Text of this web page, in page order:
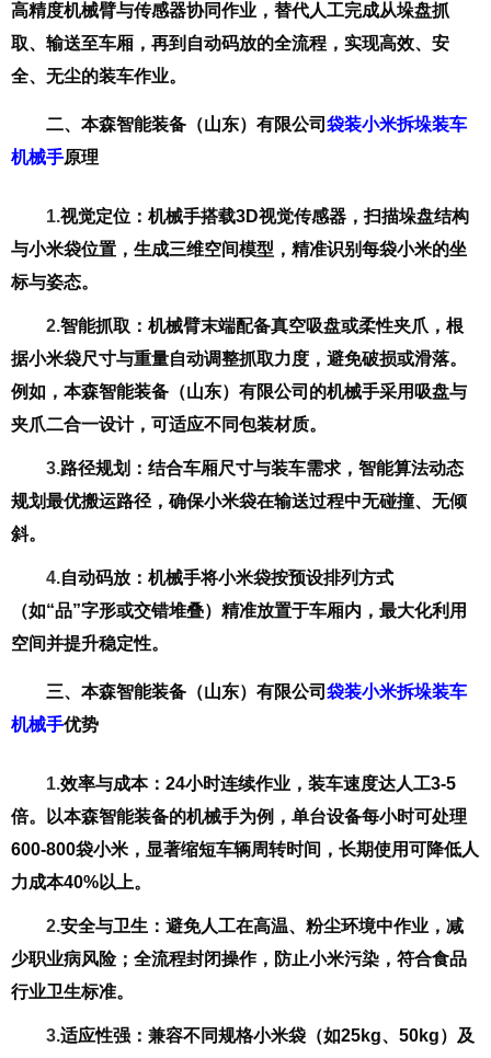
高精度机械臂与传感器协同作业，替代人工完成从垛盘抓
取、输送至车厢，再到自动码放的全流程，实现高效、安
全、无尘的装车作业。
二、 本森智能装备（山东）有限公司 袋装小米拆垛装车
机械手原理
1.视觉定位 ：机械手搭载3D视觉传感器，扫描垛盘结构
与小米袋位置，生成三维空间模型，精准识别每袋小米的坐
标与姿态。
2.智能抓取 ：机械臂末端配备真空吸盘或柔性夹爪，根
据小米袋尺寸与重量自动调整抓取力度，避免破损或滑落。
例如，本森智能装备（山东）有限公司的机械手采用吸盘与
夹爪二合一设计，可适应不同包装材质。
3.路径规划 ：结合车厢尺寸与装车需求，智能算法动态
规划最优搬运路径，确保小米袋在输送过程中无碰撞、无倾
斜。
4.自动码放 ：机械手将小米袋按预设排列方式
（如“品”字形或交错堆叠）精准放置于车厢内，最大化利用
空间并提升稳定性。
三、 本森智能装备（山东）有限公司 袋装小米拆垛装车
机械手优势
1.效率与成本：24小时连续作业，装车速度达人工3-5
倍。以本森智能装备的机械手为例，单台设备每小时可处理
600-800袋小米，显著缩短车辆周转时间，长期使用可降低人
力成本40%以上。
2.安全与卫生 ：避免人工在高温、粉尘环境中作业，减
少职业病风险；全流程封闭操作，防止小米污染，符合食品
行业卫生标准。
3.适应性强 ：兼容不同规格小米袋（如25kg、50kg）及